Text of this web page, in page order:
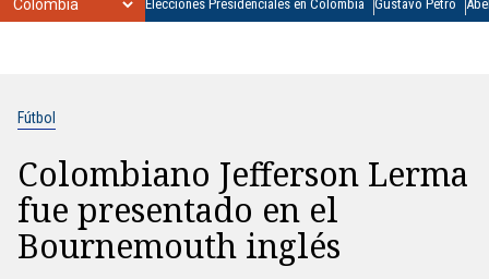
Elecciones Presidenciales en Colombia Gustavo Petro
Fútbol
Colombiano Jefferson Lerma
fue presentado en el
Bournemouth inglés